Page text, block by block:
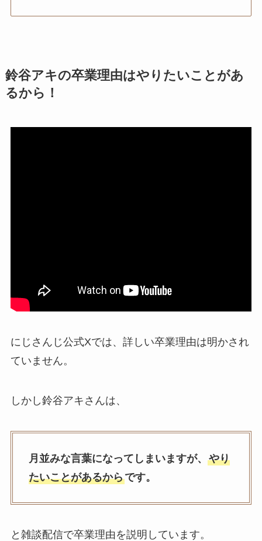
鈴谷アキの卒業理由はやりたいことがあ
るから！
にじさんじ公式Xでは、詳しい卒業理由は明かされ
ていません。
しかし鈴谷アキさんは、
月並みな言葉になってしまいますが、 やり
たいことがあるからです。
と雑談配信で卒業理由を説明しています。